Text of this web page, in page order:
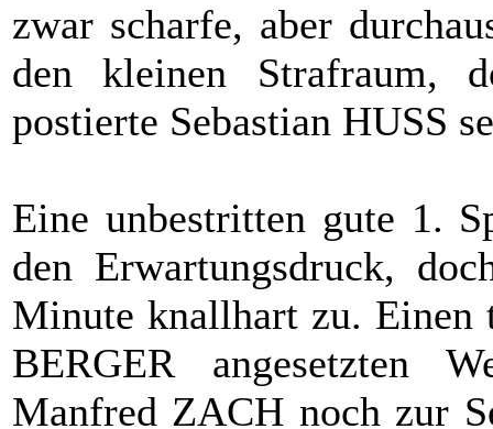
zwar scharfe, aber
den kleinen Strafraum,
postierte Sebastian HUSS
Eine unbestritten gute 1.
den Erwartungsdruck,
Minute knallhart zu. Einen
BERGER angesetzten
Manfred ZACH noch zur